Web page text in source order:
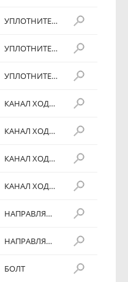
УПЛОТНИТЕЛЬ ПЕРЕДНЕЙ ДВЕРИ
УПЛОТНИТЕЛЬ ПЕРЕДНЕЙ ДВЕРИ
УПЛОТНИТЕЛЬ ПЕРЕДНЕЙ ДВЕРИ
КАНАЛ ХОДА СТЕКЛА
КАНАЛ ХОДА СТЕКЛА
КАНАЛ ХОДА СТЕКЛА
КАНАЛ ХОДА СТЕКЛА
НАПРАВЛЯЮЩАЯ ХОДА СТЕКЛА
НАПРАВЛЯЮЩАЯ ХОДА СТЕКЛА
БОЛТ